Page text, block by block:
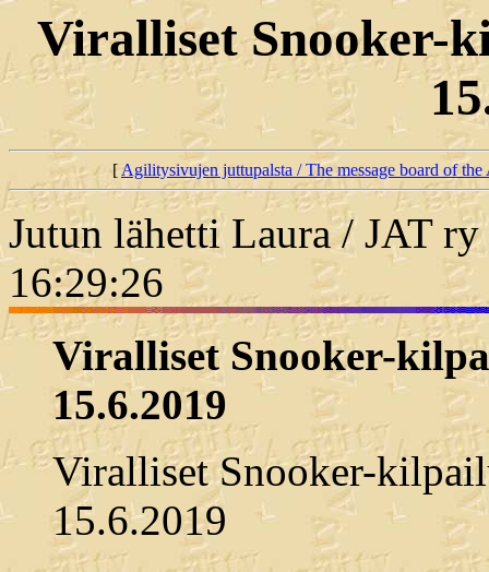
Viralliset Snooker-
[Agilitysivujen juttupalsta / The message board of
Jutun lähetti Laura / JAT
16:29:26
Viralliset Snooker-
15.6.2019
Viralliset Snooker-
15.6.2019